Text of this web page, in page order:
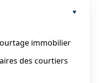
immobilier
des courtiers